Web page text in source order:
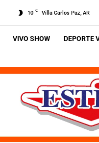
10 C Villa Carlos Paz, AR
VIVO SHOW DEPORTE